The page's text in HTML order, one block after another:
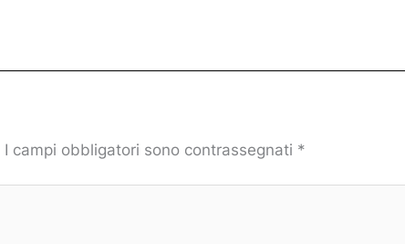
I campi obbligatori sono contrassegnati *